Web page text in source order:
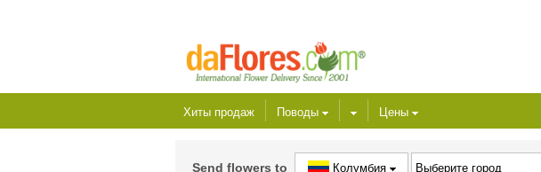
Хиты продаж Поводы Цены
Send flowers to Колумбия